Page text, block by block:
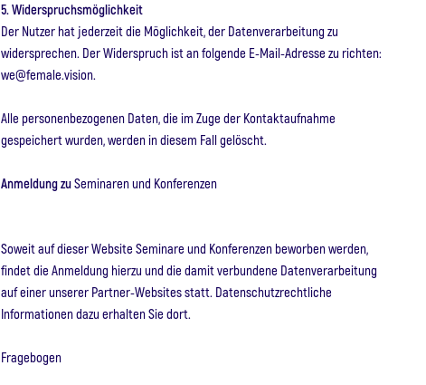
5. Widerspruchsmöglichkeit
Der Nutzer hat jederzeit die Möglichkeit, der Datenverarbeitung zu
widersprechen. Der Widerspruch ist an folgende E-Mail-Adresse zu richten:
we@female.vision.
Alle personenbezogenen Daten, die im Zuge der Kontaktaufnahme
gespeichert wurden, werden in diesem Fall gelöscht.
Anmeldung zuSeminaren und Konferenzen
Soweit auf dieser Website Seminare und Konferenzen beworben werden,
findet die Anmeldung hierzu und die damit verbundene Datenverarbeitung
auf einer unserer Partner-Websites statt. Datenschutzrechtliche
Informationen dazu erhalten Sie dort.
Fragebogen